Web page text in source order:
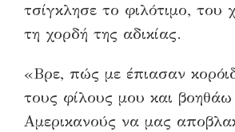
τσίγκλησε το φιλότιμο, του
τη χορδή της αδικίας.
«Βρε, πώς με έπιασαν
τους φίλους μου και
Αμερικανούς να μας